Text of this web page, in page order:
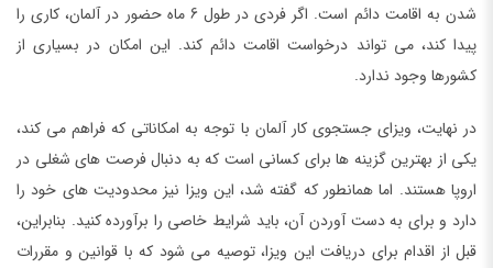
شدن به اقامت دائم است. اگر فردی در طول 6 ماه حضور در آلمان، کاری را
پیدا کند، می تواند درخواست اقامت دائم کند. این امکان در بسیاری از
کشورها وجود ندارد.
در نهایت، ویزای جستجوی کار آلمان با توجه به امکاناتی که فراهم می کند،
یکی از بهترین گزینه ها برای کسانی است که به دنبال فرصت های شغلی در
اروپا هستند. اما همانطور که گفته شد، این ویزا نیز محدودیت های خود را
دارد و برای به دست آوردن آن، باید شرایط خاصی را برآورده کنید. بنابراین،
قبل از اقدام برای دریافت این ویزا، توصیه می شود که با قوانین و مقررات